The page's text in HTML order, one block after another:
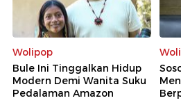
Wolipop
Bule Ini Tinggalkan Hidup
Modern Demi Wanita Suku
Pedalaman Amazon